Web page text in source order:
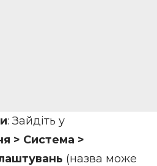
: Зайдіть у
> Система >
(назва може